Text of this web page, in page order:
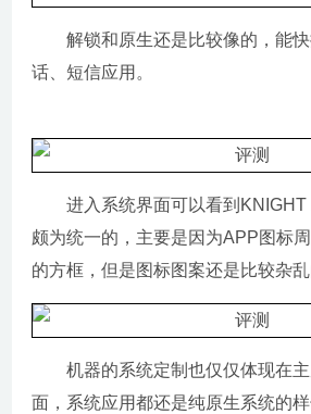
解锁和原生还是比较像的，能快
话、短信应用。
进入系统界面可以看到KNIGHT
颇为统一的，主要是因为APP图标
的方框，但是图标图案还是比较杂乱
机器的系统定制也仅仅体现在主
面，系统应用都还是纯原生系统的样